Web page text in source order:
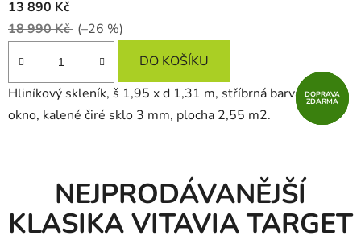
DOPRAVA
ZDARMA
DOPRAVA
ZDARMA
DOPRAVA
ZDARMA
13 890 Kč
18 990 Kč (–26 %)
DO KOŠÍKU
Hliníkový skleník, š 1,95 x d 1,31 m, stříbrná barva, 1x stř.
okno, kalené čiré sklo 3 mm, plocha 2,55 m2.
NEJPRODÁVANĚJŠÍ
KLASIKA VITAVIA TARGET